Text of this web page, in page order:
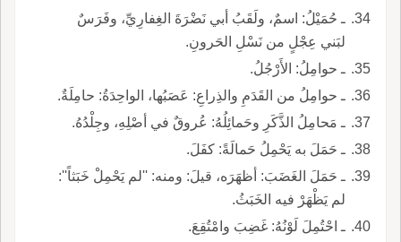
ـ حُمَيْلُ: اسمٌ، ولَقَبُ أبي نَضْرَةَ الغِفارِيِّ، وفَرَسٌ
لبَني عِجْلٍ من نَسْلِ الحَرونِ.
ـ حوامِلُ: الأَرْجُلُ.
ـ حوامِلُ من القَدَمِ والذِراعِ: عَصَبُها، الواحِدَةُ: حامِلَةٌ.
ـ مَحامِلُ الذَّكَرِ وحَمائِلُهُ: عُروقٌ في أصْلِهِ، وجِلْدُهُ.
ـ حَمَلَ به يَحْمِلُ حَمالَةً: كفَلَ.
ـ حَمَلَ الغَضَبَ: أظهَرَه، قيلَ: ومنه: ''لم يَحْمِلْ خَبَثاً'':
لم يَظْهَرْ فيه الخَبَثُ.
ـ احْتُمِلَ لَوْنُهُ: غَضِبَ وامْتُقِعَ.